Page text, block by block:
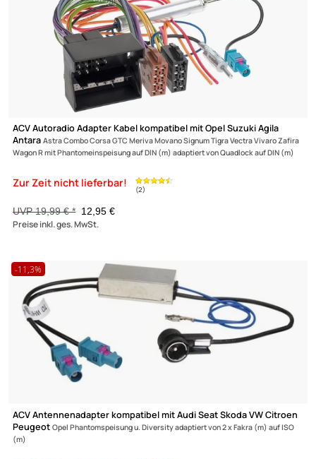
(1)
2008 adaptiert von Doppel-Fakra (f) auf ISO (f)
9,95 €
Preise inkl. ges. MwSt.
-11,3%